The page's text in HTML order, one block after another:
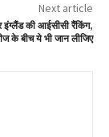
Next article
की आईसीसी रैंकिंग,
के बीच ये भी जान लीजिए